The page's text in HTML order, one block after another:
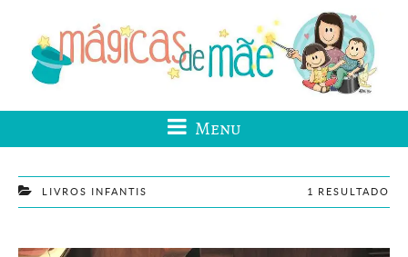
Menu
LIVROS INFANTIS 1 RESULTADO